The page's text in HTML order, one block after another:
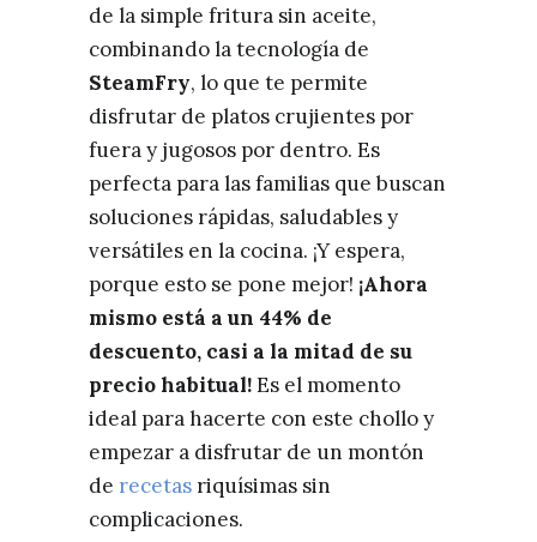
de la simple fritura sin aceite,
combinando la tecnología de
SteamFry, lo que te permite
disfrutar de platos crujientes por
fuera y jugosos por dentro. Es
perfecta para las familias que buscan
soluciones rápidas, saludables y
versátiles en la cocina. ¡Y espera,
porque esto se pone mejor! ¡Ahora
mismo está a un 44% de
descuento, casi a la mitad de su
precio habitual!Es el momento
ideal para hacerte con este chollo y
empezar a disfrutar de un montón
de recetasriquísimas sin
complicaciones.